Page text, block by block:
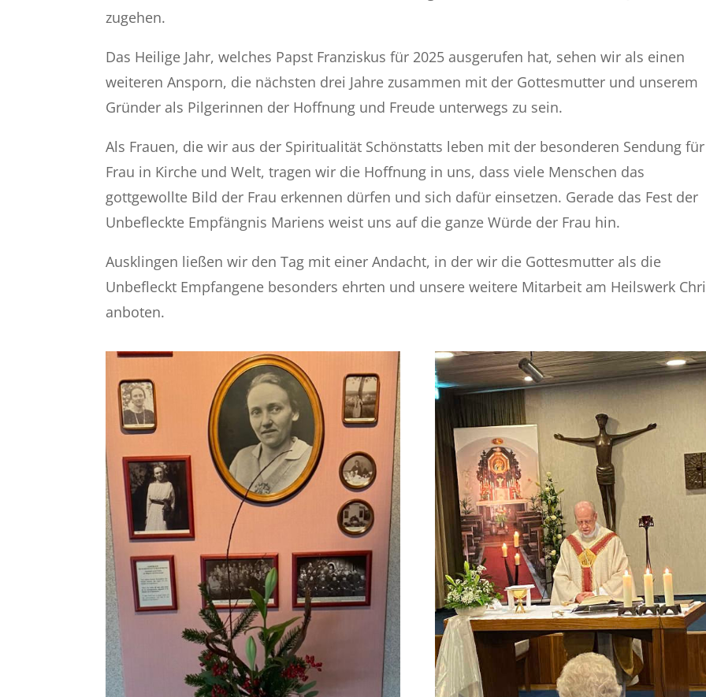
zugehen.
Das Heilige Jahr, welches Papst Franziskus für 2025 ausgerufen hat, sehen wir als einen
weiteren Ansporn, die nächsten drei Jahre zusammen mit der Gottesmutter und unserem
Gründer als Pilgerinnen der Hoffnung und Freude unterwegs zu sein.
Als Frauen, die wir aus der Spiritualität Schönstatts leben mit der besonderen Sendung
Frau in Kirche und Welt, tragen wir die Hoffnung in uns, dass viele Menschen das
gottgewollte Bild der Frau erkennen dürfen und sich dafür einsetzen. Gerade das Fest der
Unbefleckte Empfängnis Mariens weist uns auf die ganze Würde der Frau hin.
Ausklingen ließen wir den Tag mit einer Andacht, in der wir die Gottesmutter als die
Unbefleckt Empfangene besonders ehrten und unsere weitere Mitarbeit am Heilswerk
anboten.